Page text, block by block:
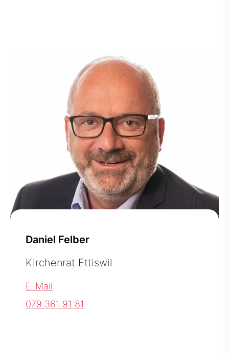
Daniel Felber
Kirchenrat Ettiswil
E-Mail
079 361 91 81